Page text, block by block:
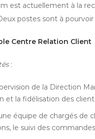
est actuellement à la
postes sont à pourvoir
Centre Relation Client
:
de la Direction
et la fidélisation des
équipe de chargés de
le suivi des